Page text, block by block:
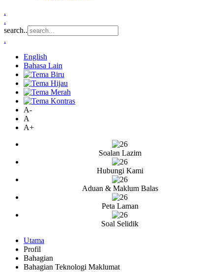
.
.
search..
.
English
Bahasa Lain
A-
A
A+
Soalan Lazim
Hubungi Kami
Aduan & Maklum Balas
Peta Laman
Soal Selidik
Utama
Profil
Bahagian
Bahagian Teknologi Maklumat